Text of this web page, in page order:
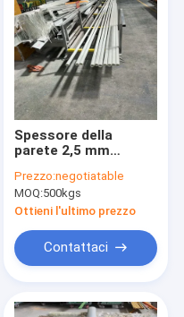
Spessore della
parete 2,5 mm
Round Tube Grigio
chiaro come
struttura di
infrastrutture
Prezzo:negotiatable
MOQ:500kgs
Ottieni l'ultimo prezzo
Contattaci